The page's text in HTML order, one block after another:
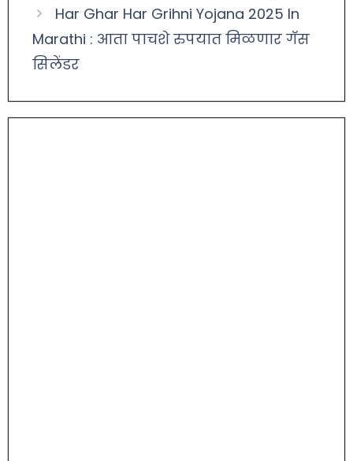
Har Ghar Har Grihni Yojana 2025 In
Marathi : आता पाचशे रुपयात मिळणार गॅस
सिलेंडर